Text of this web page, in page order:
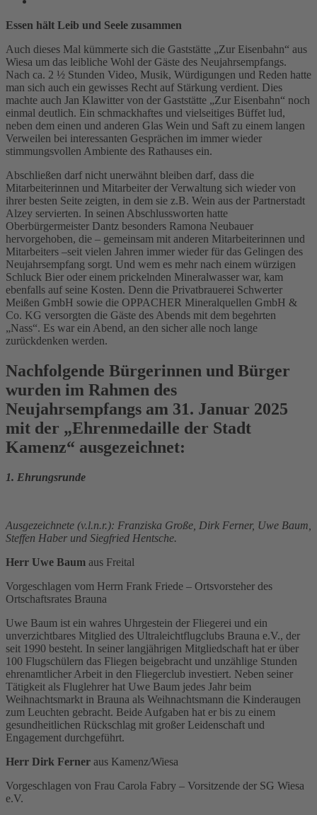
Essen hält Leib und Seele zusammen
Auch dieses Mal kümmerte sich die Gaststätte „Zur Eisenbahn“ aus
Wiesa um das leibliche Wohl der Gäste des Neujahrsempfangs.
Nach ca. 2 ½ Stunden Video, Musik, Würdigungen und Reden hatte
man sich auch ein gewisses Recht auf Stärkung verdient. Dies
machte auch Jan Klawitter von der Gaststätte „Zur Eisenbahn“ noch
einmal deutlich. Ein schmackhaftes und vielseitiges Büffet lud,
neben dem einen und anderen Glas Wein und Saft zu einem langen
Verweilen bei interessanten Gesprächen im immer wieder
stimmungsvollen Ambiente des Rathauses ein.
Abschließen darf nicht unerwähnt bleiben darf, dass die
Mitarbeiterinnen und Mitarbeiter der Verwaltung sich wieder von
ihrer besten Seite zeigten, in dem sie z.B. Wein aus der Partnerstadt
Alzey servierten. In seinen Abschlussworten hatte
Oberbürgermeister Dantz besonders Ramona Neubauer
hervorgehoben, die – gemeinsam mit anderen Mitarbeiterinnen und
Mitarbeiters –seit vielen Jahren immer wieder für das Gelingen des
Neujahrsempfang sorgt. Und wem es mehr nach einem würzigen
Schluck Bier oder einem prickelnden Mineralwasser war, kam
ebenfalls auf seine Kosten. Denn die Privatbrauerei Schwerter
Meißen GmbH sowie die OPPACHER Mineralquellen GmbH &
Co. KG versorgten die Gäste des Abends mit dem begehrten
„Nass“. Es war ein Abend, an den sicher alle noch lange
zurückdenken werden.
Nachfolgende Bürgerinnen und Bürger
wurden im Rahmen des
Neujahrsempfangs am 31. Januar 2025
mit der „Ehrenmedaille der Stadt
Kamenz“ ausgezeichnet:
1. Ehrungsrunde
Ausgezeichnete (v.l.n.r.): Franziska Große, Dirk Ferner, Uwe Baum,
Steffen Haber und Siegfried Hentsche.
Herr Uwe Baum aus Freital
Vorgeschlagen vom Herrn Frank Friede – Ortsvorsteher des
Ortschaftsrates Brauna
Uwe Baum ist ein wahres Uhrgestein der Fliegerei und ein
unverzichtbares Mitglied des Ultraleichtflugclubs Brauna e.V., der
seit 1990 besteht. In seiner langjährigen Mitgliedschaft hat er über
100 Flugschülern das Fliegen beigebracht und unzählige Stunden
ehrenamtlicher Arbeit in den Fliegerclub investiert. Neben seiner
Tätigkeit als Fluglehrer hat Uwe Baum jedes Jahr beim
Weihnachtsmarkt in Brauna als Weihnachtsmann die Kinderaugen
zum Leuchten gebracht. Beide Aufgaben hat er bis zu einem
gesundheitlichen Rückschlag mit großer Leidenschaft und
Engagement durchgeführt.
Herr Dirk Ferner aus Kamenz/Wiesa
Vorgeschlagen von Frau Carola Fabry – Vorsitzende der SG Wiesa
e.V.